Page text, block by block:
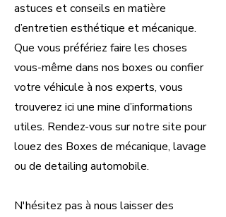
astuces et conseils en matière
d’entretien esthétique et mécanique.
Que vous préfériez faire les choses
vous-même dans nos boxes ou confier
votre véhicule à nos experts, vous
trouverez ici une mine d’informations
utiles. Rendez-vous sur notre site pour
louez des Boxes de mécanique, lavage
ou de detailing automobile.
N'hésitez pas à nous laisser des